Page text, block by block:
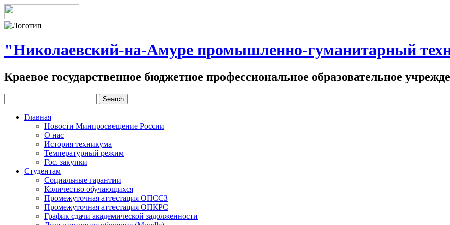
"Николаевский-на-Амуре промышленно-гуманитарный
Краевое государственное бюджетное профессиональное образовательное
Главная
Новости Минпросвещение России
О нас
История техникума
Температурный режим
Гос. закупки
Студентам
Социальные гарантии
Количество обучающихся
Промежуточная аттестация ОПССЗ
Промежуточная аттестация ОПКРС
График сдачи академической задолженности